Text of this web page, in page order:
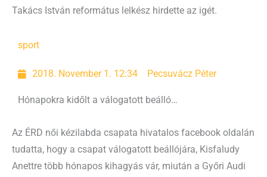
Takács István református lelkész hirdette az igét.
sport
2018. November 1. 12:34 Pecsuvácz Péter
Hónapokra kidőlt a válogatott beálló…
Az ÉRD női kézilabda csapata hivatalos facebook oldalán
tudatta, hogy a csapat válogatott beállójára, Kisfaludy
Anettre több hónapos kihagyás vár, miután a Győri Audi